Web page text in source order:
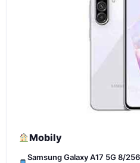
Mobily
Samsung Galaxy A17 5G 8/